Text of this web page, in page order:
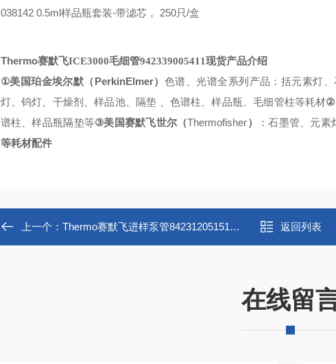
038142 0.5ml样品瓶套装-带滤芯， 250只/盒
Thermo赛默飞ICE3000毛细管942339005411现货产品介绍
①美国珀金埃尔默（ PerkinElmer） 色谱、光谱全系列产品：括元素灯
灯、钨灯、干燥剂、样品池、隔垫 、色谱柱、样品瓶、毛细管柱等耗材②
谱柱、样品瓶隔垫等③美国赛默飞世尔（Thermofisher） ：石墨管、元素
等耗材配件
上一个： Thermo赛默飞进样泵管842312051511现货 返回列表
在线留